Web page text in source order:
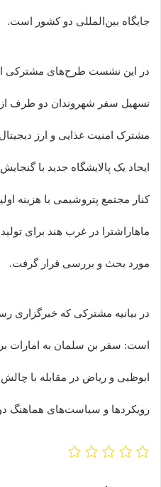
جایگاه بین‌المللی دو کشور است.
در این نشست طرح‌های مشترکی
تسهیل سفر شهروندان دو طرف از
مشترک امنیت غذایی و ارز
مورد بحث و بررسی قرار گرفت.
در بیانیه مشترکی که خبرگزاری
است: سفر بن سلمان به امارات
ابوظبی و ریاض در مقابله با
رویکردها و سیاست‌های هماهنگ